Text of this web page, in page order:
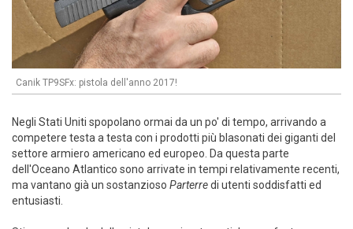
Canik TP9SFx: pistola dell'anno 2017!
Negli Stati Uniti spopolano ormai da un po' di tempo, arrivando a
competere testa a testa con i prodotti più blasonati dei giganti del
settore armiero americano ed europeo. Da questa parte
dell'Oceano Atlantico sono arrivate in tempi relativamente recenti,
ma vantano già un sostanzioso Parterredi utenti soddisfatti ed
entusiasti.